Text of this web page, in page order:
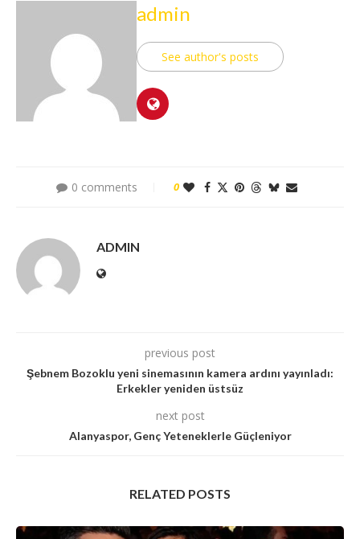
admin
See author's posts
0 comments 0
ADMIN
previous post
Şebnem Bozoklu yeni sinemasının kamera ardını yayınladı:
Erkekler yeniden üstsüz
next post
Alanyaspor, Genç Yeteneklerle Güçleniyor
RELATED POSTS